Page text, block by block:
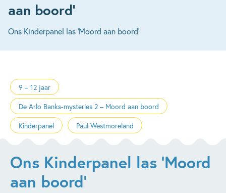
aan boord’
Ons Kinderpanel las 'Moord aan boord'
9 – 12 jaar
De Arlo Banks-mysteries 2 – Moord aan boord
Kinderpanel
Paul Westmoreland
Ons Kinderpanel las 'Moord
aan boord'